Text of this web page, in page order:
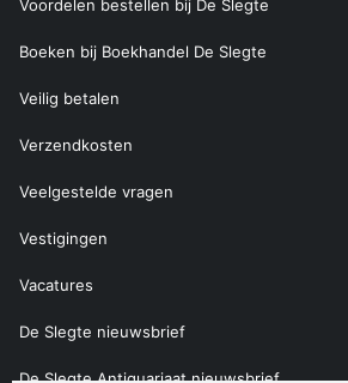
Voordelen bestellen bij De Slegte
Boeken bij Boekhandel De Slegte
Veilig betalen
Verzendkosten
Veelgestelde vragen
Vestigingen
Vacatures
De Slegte nieuwsbrief
De Slegte Antiquariaat nieuwsbrief